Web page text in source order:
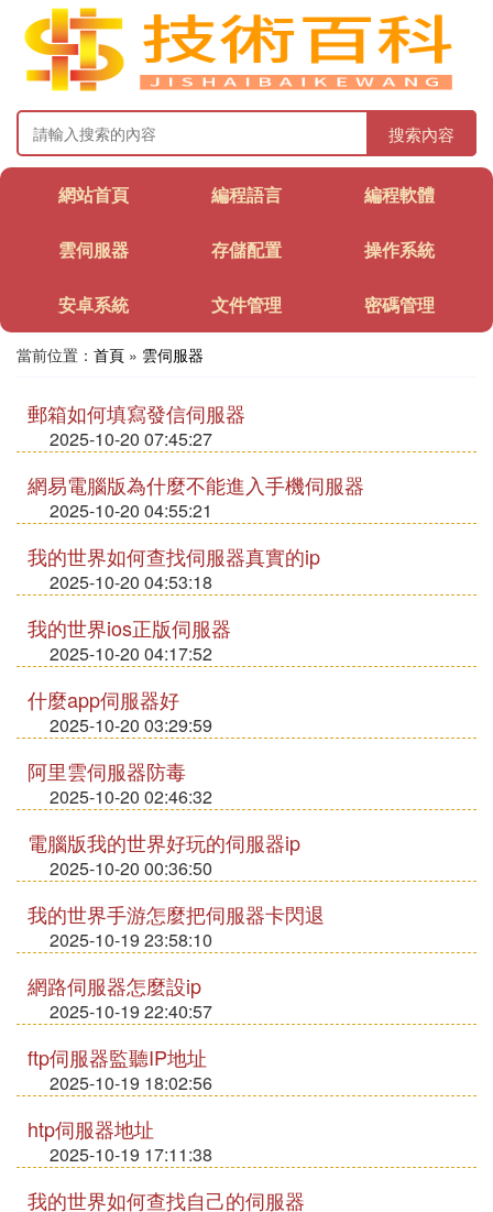
搜索內容
網站首頁 編程語言 編程軟體
雲伺服器 存儲配置 操作系統
安卓系統 文件管理 密碼管理
當前位置： 首頁 » 雲伺服器
郵箱如何填寫發信伺服器
2025-10-20 07:45:27
網易電腦版為什麼不能進入手機伺服器
2025-10-20 04:55:21
我的世界如何查找伺服器真實的ip
2025-10-20 04:53:18
我的世界ios正版伺服器
2025-10-20 04:17:52
什麼app伺服器好
2025-10-20 03:29:59
阿里雲伺服器防毒
2025-10-20 02:46:32
電腦版我的世界好玩的伺服器ip
2025-10-20 00:36:50
我的世界手游怎麼把伺服器卡閃退
2025-10-19 23:58:10
網路伺服器怎麼設ip
2025-10-19 22:40:57
ftp伺服器監聽IP地址
2025-10-19 18:02:56
htp伺服器地址
2025-10-19 17:11:38
我的世界如何查找自己的伺服器